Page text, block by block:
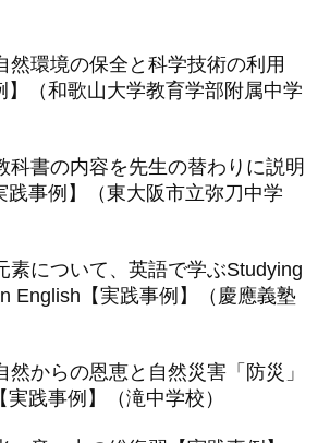
然環境の保全と科学技術の利用
】（和歌山大学教育学部附属中学
科書の内容を先生の替わりに説明
践事例】（東大阪市立弥刀中学
素について、英語で学ぶStudying
English【実践事例】（慶應義塾
然からの恩恵と自然災害「防災」
実践事例】（滝中学校）